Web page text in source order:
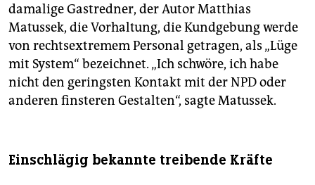
damalige Gastredner, der Autor Matthias
Matussek, die Vorhaltung, die Kundgebung werde
von rechtsextremem Personal getragen, als „Lüge
mit System“ bezeichnet. „Ich schwöre, ich habe
nicht den geringsten Kontakt mit der NPD oder
anderen finsteren Gestalten“, sagte Matussek.
Einschlägig bekannte treibende Kräfte